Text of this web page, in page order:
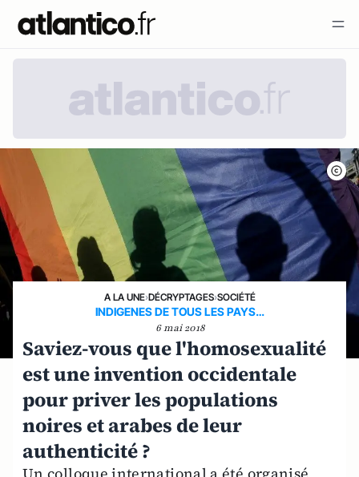
A LA UNE›DÉCRYPTAGES›SOCIÉTÉ
INDIGENES DE TOUS LES PAYS…
6 mai 2018
Saviez-vous que l'homosexualité
est une invention occidentale
pour priver les populations
noires et arabes de leur
authenticité ?